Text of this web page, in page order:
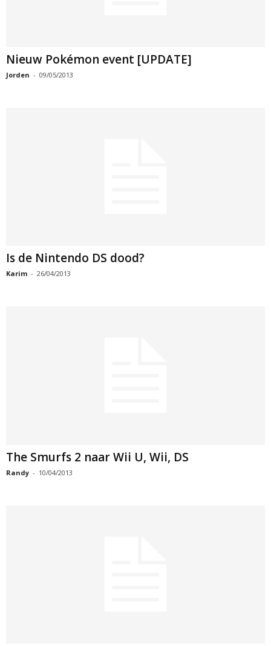
Nieuw Pokémon event [UPDATE]
Jorden - 09/05/2013
Is de Nintendo DS dood?
Karim - 26/04/2013
The Smurfs 2 naar Wii U, Wii, DS
Randy - 10/04/2013